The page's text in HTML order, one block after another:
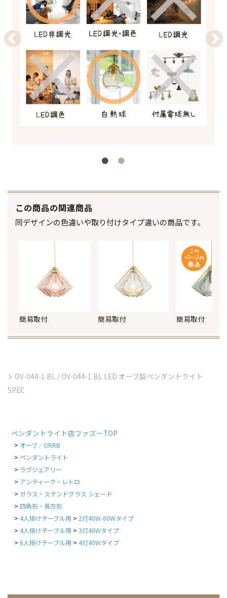
この商品の関連商品
同デザインの色違いや取り付けタイプ違いの商品です。
簡易取付 簡易取付 簡易取付
OV-044-1 BL / OV-044-1 BL LED オーブ製ペンダントライト
SPEC
ペンダントライト店ファズーTOP
オーブ／ORRB
ペンダントライト
ラグジュアリー
アンティーク・レトロ
ガラス・ステンドグラス シェード
四角形・長方形
4人掛けテーブル用
2灯40W-60Wタイプ
4人掛けテーブル用
3灯40Wタイプ
6人掛けテーブル用
4灯40Wタイプ